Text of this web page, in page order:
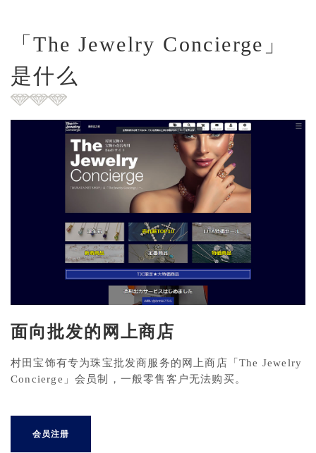
「The Jewelry Concierge」
是什么
面向批发的网上商店
村田宝饰有专为珠宝批发商服务的网上商店「The Jewelry
Concierge」会员制，一般零售客户无法购买。
会员注册